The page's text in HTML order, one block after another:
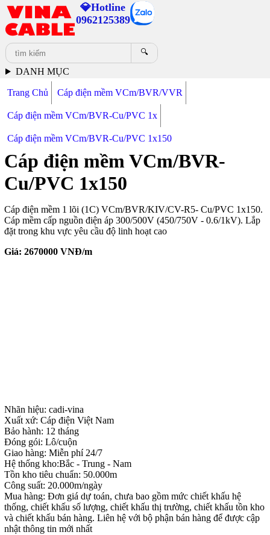
💎Hotline
0962125389
🔍
DANH MỤC
Trang Chủ Cáp điện mềm VCm/BVR/VVR
Cáp điện mềm VCm/BVR-Cu/PVC 1x
Cáp điện mềm VCm/BVR-Cu/PVC 1x150
Cáp điện mềm VCm/BVR-
Cu/PVC 1x150
Cáp điện mềm 1 lõi (1C) VCm/BVR/KIV/CV-R5- Cu/PVC 1x150.
Cáp mềm cấp nguồn điện áp 300/500V (450/750V - 0.6/1kV). Lắp
đặt trong khu vực yêu cầu độ linh hoạt cao
Giá: 2670000VNĐ/m
Nhãn hiệu: cadi-vina
Xuất xứ: Cáp điện Việt Nam
Bảo hành: 12 tháng
Đóng gói: Lô/cuộn
Giao hàng: Miễn phí 24/7
Hệ thống kho:Bắc - Trung - Nam
Tồn kho tiêu chuẩn: 50.000m
Công suất: 20.000m/ngày
Mua hàng: Đơn giá dự toán, chưa bao gồm mức chiết khấu hệ
thống, chiết khấu số lượng, chiết khấu thị trường, chiết khấu tồn kho
và chiết khấu bán hàng. Liên hệ với bộ phận bán hàng để được cập
nhật thông tin mới nhất